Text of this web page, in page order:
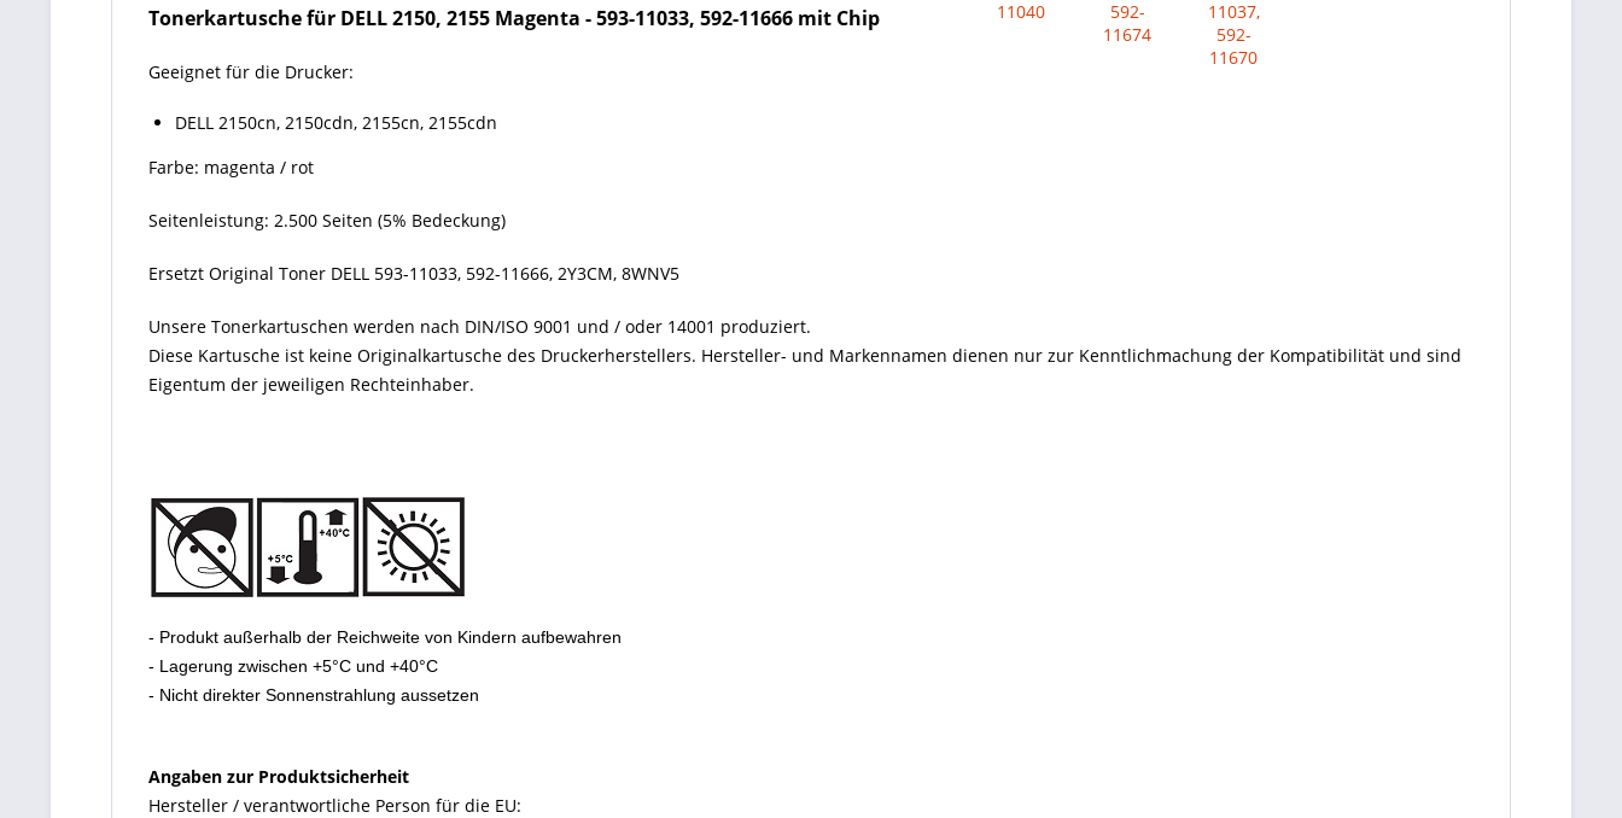
Tonerkartusche für DELL 2150, 2155 Magenta - 593-11033, 592-11666 mit Chip
Geeignet für die Drucker:
DELL 2150cn, 2150cdn, 2155cn, 2155cdn
Farbe: magenta / rot
Seitenleistung: 2.500 Seiten (5% Bedeckung)
Ersetzt Original Toner DELL 593-11033, 592-11666, 2Y3CM, 8WNV5
Unsere Tonerkartuschen werden nach DIN/ISO 9001 und / oder 14001 produziert.
Diese Kartusche ist keine Originalkartusche des Druckerherstellers. Hersteller- und Markennamen dienen nur zur Kenntlichmachung der Kompatibilität und sind
Eigentum der jeweiligen Rechteinhaber.
- Produkt außerhalb der Reichweite von Kindern aufbewahren
- Lagerung zwischen +5°C und +40°C
- Nicht direkter Sonnenstrahlung aussetzen
Angaben zur Produktsicherheit
Hersteller / verantwortliche Person für die EU: